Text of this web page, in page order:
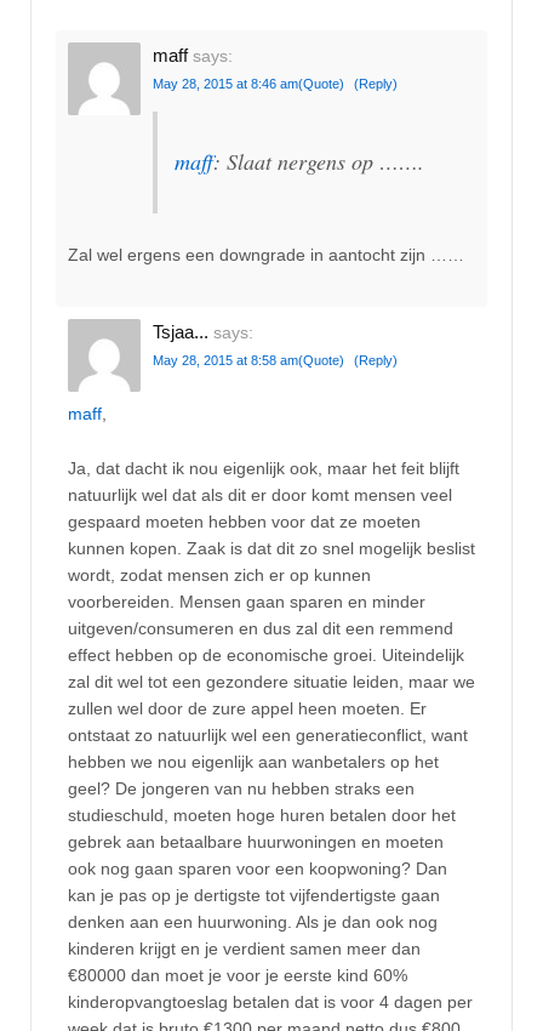
maff says:
May 28, 2015 at 8:46 am(Quote) (Reply)
maff: Slaat nergens op …….
Zal wel ergens een downgrade in aantocht zijn ……
Tsjaa... says:
May 28, 2015 at 8:58 am(Quote) (Reply)
maff,
Ja, dat dacht ik nou eigenlijk ook, maar het feit blijft
natuurlijk wel dat als dit er door komt mensen veel
gespaard moeten hebben voor dat ze moeten
kunnen kopen. Zaak is dat dit zo snel mogelijk beslist
wordt, zodat mensen zich er op kunnen
voorbereiden. Mensen gaan sparen en minder
uitgeven/consumeren en dus zal dit een remmend
effect hebben op de economische groei. Uiteindelijk
zal dit wel tot een gezondere situatie leiden, maar we
zullen wel door de zure appel heen moeten. Er
ontstaat zo natuurlijk wel een generatieconflict, want
hebben we nou eigenlijk aan wanbetalers op het
geel? De jongeren van nu hebben straks een
studieschuld, moeten hoge huren betalen door het
gebrek aan betaalbare huurwoningen en moeten
ook nog gaan sparen voor een koopwoning? Dan
kan je pas op je dertigste tot vijfendertigste gaan
denken aan een huurwoning. Als je dan ook nog
kinderen krijgt en je verdient samen meer dan
€80000 dan moet je voor je eerste kind 60%
kinderopvangtoeslag betalen dat is voor 4 dagen per